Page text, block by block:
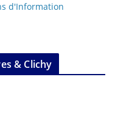
d'Information
& Clichy